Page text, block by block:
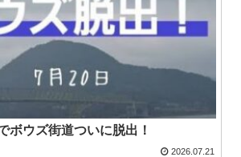
ボウズ街道ついに脱出！
2026.07.21